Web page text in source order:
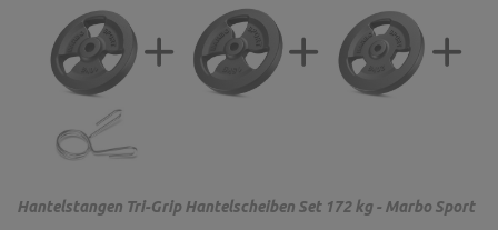
Hantelstangen Tri-Grip Hantelscheiben Set 172 kg - Marbo Sport